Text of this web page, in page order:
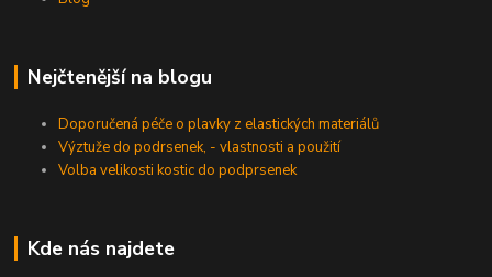
Nejčtenější na blogu
Doporučená péče o plavky z elastických materiálů
Výztuže do podrsenek, - vlastnosti a použití
Volba velikosti kostic do podprsenek
Kde nás najdete